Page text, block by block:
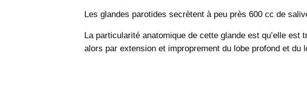
Les glandes parotides secrètent à peu près 600 cc de
La particularité anatomique de cette glande est qu’elle
alors par extension et improprement du lobe profond et du